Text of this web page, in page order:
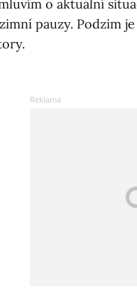
o aktuální
pauzy. Podzim